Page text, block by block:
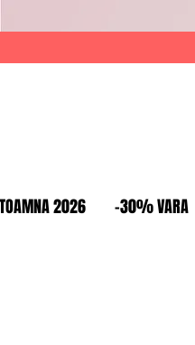
TOAMNA 2026 -30% VARA